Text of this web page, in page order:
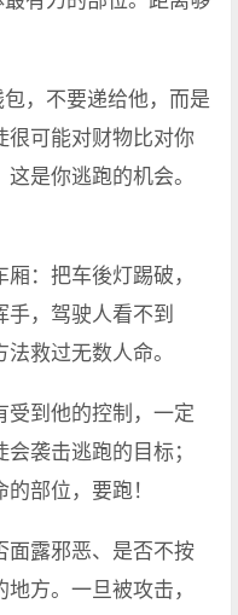
，不要递给他，而是
很可能对财物比对你
是你逃跑的机会。
：把车後灯踢破，
，驾驶人看不到
救过无数人命。
受到他的控制，一定
袭击逃跑的目标；
部位，要跑！
面露邪恶、是否不按
方。一旦被攻击，